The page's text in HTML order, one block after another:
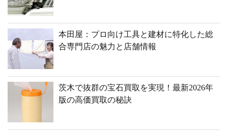
本田屋：プロ向け工具と建材に特化した総
合専門店の魅力と店舗情報
茨木で抜群の宝石買取を実現！最新2026年
版の高価買取の秘訣